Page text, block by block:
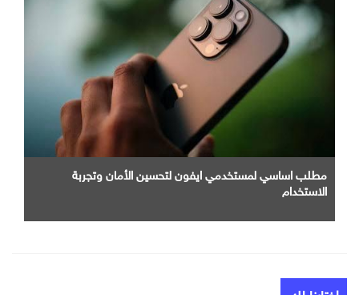
مطلب اساسي لمستخدمي ايفون لتحسين الأمان وتجربة
الاستخدام